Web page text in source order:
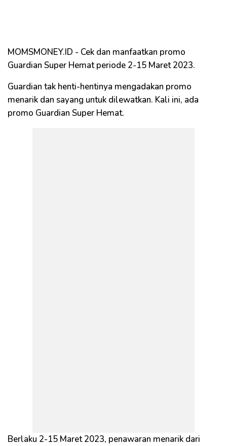
MOMSMONEY.ID - Cek dan manfaatkan promo
Guardian Super Hemat periode 2-15 Maret 2023.
Guardian tak henti-hentinya mengadakan promo
menarik dan sayang untuk dilewatkan. Kali ini, ada
promo Guardian Super Hemat.
Berlaku 2-15 Maret 2023, penawaran menarik dari